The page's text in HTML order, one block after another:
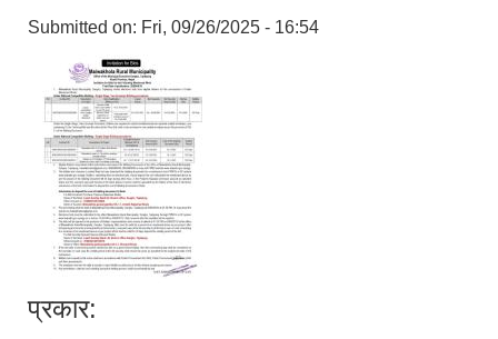
Submitted on: Fri, 09/26/2025 - 16:54
प्रकार: